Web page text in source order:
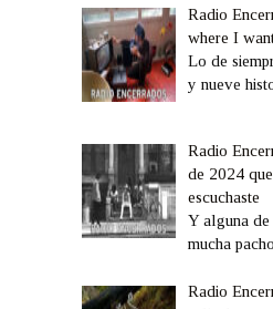
Radio
where I
Lo de
y nueve
Radio
de 2024
escuchaste
Y alguna
mucha
Radio